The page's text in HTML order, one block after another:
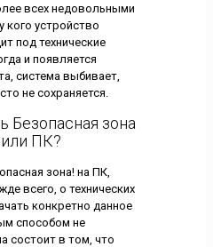
всех недовольными
кого устройство
под технические
и появляется
система выбивает,
не сохраняется.
Безопасная зона
ПК?
зона! на ПК,
всего, о технических
конкретно данное
способом не
состоит в том, что